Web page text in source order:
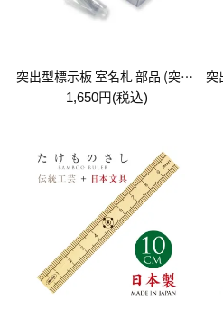
突出型標示板 室名札 部品 (突出型・金具のみ)
1,650円(税込)